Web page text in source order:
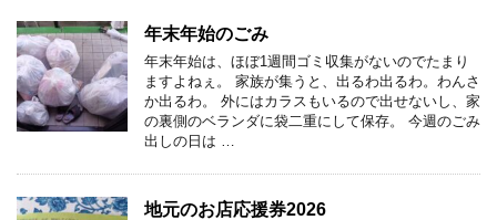
年末年始のごみ
年末年始は、ほぼ1週間ゴミ収集がないのでたまり
ますよねぇ。 家族が集うと、出るわ出るわ。わんさ
か出るわ。 外にはカラスもいるので出せないし、家
の裏側のベランダに袋二重にして保存。 今週のごみ
出しの日は …
地元のお店応援券2026